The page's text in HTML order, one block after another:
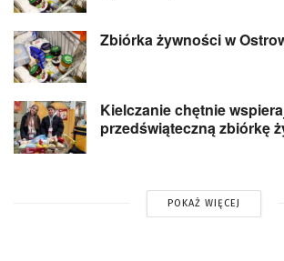
Zbiórka żywności w
Kielczanie chętnie
przedświąteczną zbiórkę
POKAŻ WIĘCEJ